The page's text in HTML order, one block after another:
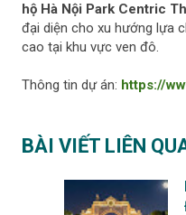
hộ Hà Nội Park Centric
đại diện cho xu hướng lựa
cao tại khu vực ven đô.
Thông tin dự án: https://
BÀI VIẾT LIÊN